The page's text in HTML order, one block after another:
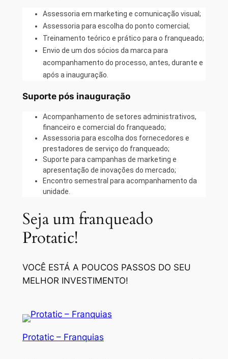
Assessoria em marketing e comunicação visual;
Assessoria para escolha do ponto comercial;
Treinamento teórico e prático para o franqueado;
Envio de um dos sócios da marca para
acompanhamento do processo, antes, durante e
após a inauguração.
Suporte pós inauguração
Acompanhamento de setores administrativos,
financeiro e comercial do franqueado;
Assessoria para escolha dos fornecedores e
prestadores de serviço do franqueado;
Suporte para campanhas de marketing e
apresentação de inovações do mercado;
Encontro semestral para acompanhamento da
unidade.
Seja um franqueado
Protatic!
VOCÊ ESTÁ A POUCOS PASSOS DO SEU
MELHOR INVESTIMENTO!
Protatic – Franquias